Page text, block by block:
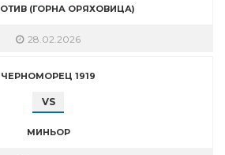
(ГОРНА ОРЯХОВИЦА)
28.02.2026
ЧЕРНОМОРЕЦ 1919
VS
МИНЬОР